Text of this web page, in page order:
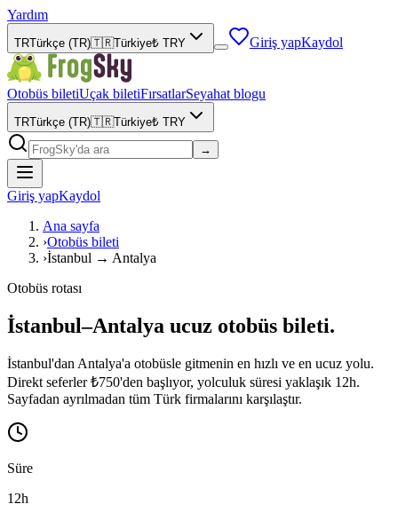
Yardım
TRTürkçe (TR)🇹🇷Türkiye₺ TRY Giriş yapKaydol
Otobüs biletiUçak biletiFırsatlarSeyahat blogu
TRTürkçe (TR)🇹🇷Türkiye₺ TRY
→
Giriş yapKaydol
Ana sayfa
›Otobüs bileti
›İstanbul → Antalya
Otobüs rotası
İstanbul–Antalya ucuz otobüs bileti.
İstanbul'dan Antalya'a otobüsle gitmenin en hızlı ve en ucuz yolu.
Direkt seferler ₺750'den başlıyor, yolculuk süresi yaklaşık 12h.
Sayfadan ayrılmadan tüm Türk firmalarını karşılaştır.
Süre
12h